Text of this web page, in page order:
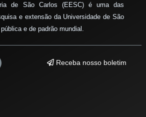
de São Carlos (EESC) é uma das
e extensão da Universidade de São
e de padrão mundial.
Receba nosso boletim